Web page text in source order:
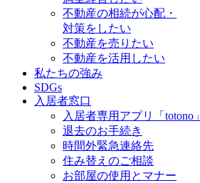
不動産の相続が心配・
対策をしたい
不動産を売りたい
不動産を活用したい
私たちの強み
SDGs
入居者窓口
入居者専用アプリ「totono」
退去のお手続き
時間外緊急連絡先
住み替えのご相談
お部屋の使用とマナー